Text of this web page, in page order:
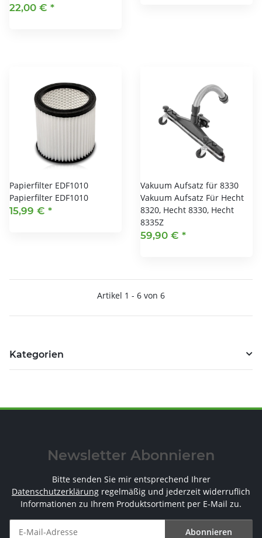
22,00 € *
Papierfilter EDF1010
Papierfilter EDF1010
15,99 € *
Vakuum Aufsatz für 8330
Vakuum Aufsatz Für Hecht
8320, Hecht 8330, Hecht
8335Z
59,90 € *
Artikel 1 - 6 von 6
Kategorien
Newsletter Abonnieren
Bitte senden Sie mir entsprechend Ihrer
Datenschutzerklärung regelmäßig und jederzeit widerruflich
Informationen zu Ihrem Produktsortiment per E-Mail zu.
Abonnieren